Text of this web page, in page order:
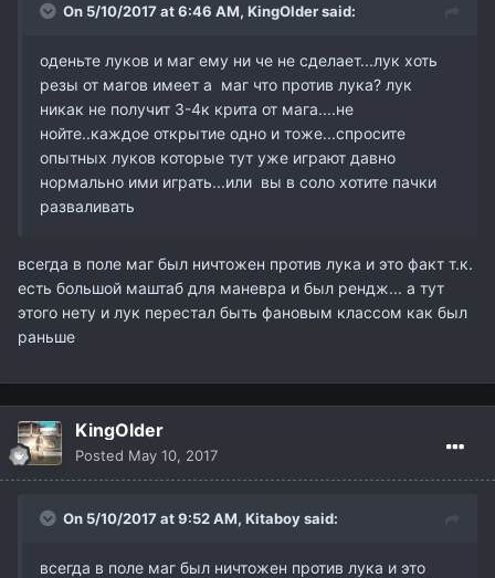
On 5/10/2017 at 6:46 AM, KingOldersaid:
оденьте луков и маг ему ни че не сделает...лук хоть
резы от магов имеет а маг что против лука? лук
никак не получит 3-4к крита от мага....не
нойте..каждое открытие одно и тоже...спросите
опытных луков которые тут уже играют давно
нормально ими играть...или вы в соло хотите пачки
разваливать
всегда в поле маг был ничтожен против лука и это факт т.к.
есть большой маштаб для маневра и был рендж... а тут
этого нету и лук перестал быть фановым классом как был
раньше
KingOlder
Posted May 10, 2017
On 5/10/2017 at 9:52 AM, Kitaboysaid:
всегда в поле маг был ничтожен против лука и это